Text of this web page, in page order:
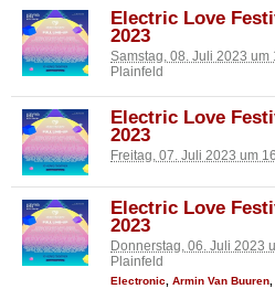
Electric Love
2023
Samstag, 08. Juli 2023 um
Plainfeld
Electric Love
2023
Freitag, 07. Juli 2023 um
Electric Love
2023
Donnerstag, 06. Juli 2023
Plainfeld
Electronic, Armin Van Buuren,